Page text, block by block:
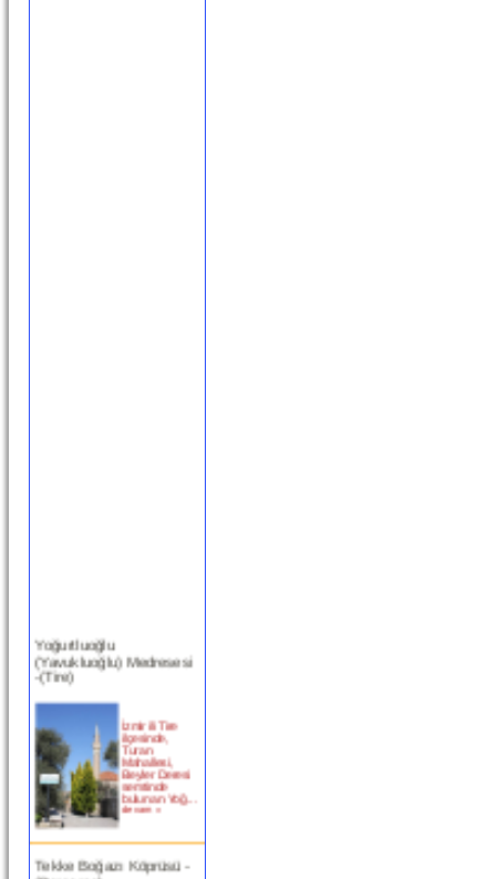
Yoğurtluoğlu
(Yavukluoğlu) Medresesi
-(Tire)
ilçesinde,
Turan
Mahallesi,
Beyler Deresi
semtinde
bulunan Yoğ...
devam »
Tekke Boğazı Köprüsü -
(Bergama)